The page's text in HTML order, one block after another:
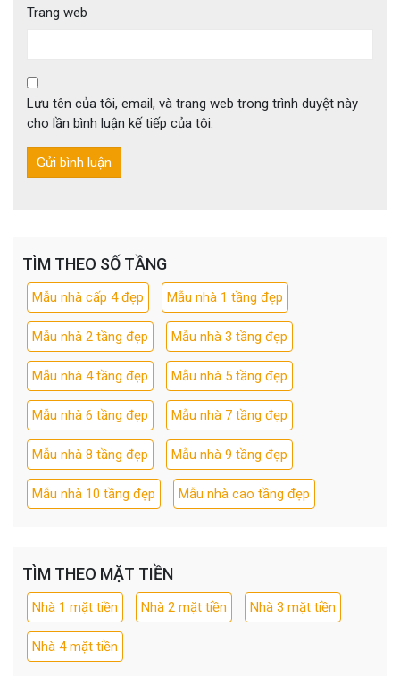
Trang web
Lưu tên của tôi, email, và trang web trong trình duyệt này
cho lần bình luận kế tiếp của tôi.
TÌM THEO SỐ TẦNG
Mẫu nhà cấp 4 đẹp Mẫu nhà 1 tầng đẹp
Mẫu nhà 2 tầng đẹp Mẫu nhà 3 tầng đẹp
Mẫu nhà 4 tầng đẹp Mẫu nhà 5 tầng đẹp
Mẫu nhà 6 tầng đẹp Mẫu nhà 7 tầng đẹp
Mẫu nhà 8 tầng đẹp Mẫu nhà 9 tầng đẹp
Mẫu nhà 10 tầng đẹp Mẫu nhà cao tầng đẹp
TÌM THEO MẶT TIỀN
Nhà 1 mặt tiền Nhà 2 mặt tiền Nhà 3 mặt tiền
Nhà 4 mặt tiền